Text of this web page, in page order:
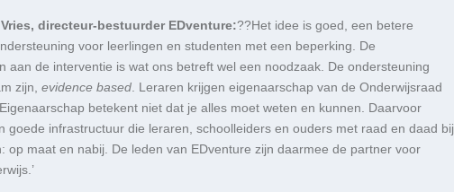
directeur-bestuurder EDventure:??Het idee is goed, een betere
voor leerlingen en studenten met een beperking. De
aan de interventie is wat ons betreft wel een noodzaak. De ondersteuning
zijn, evidence based . Leraren krijgen eigenaarschap van de Onderwijsraad
betekent niet dat je alles moet weten en kunnen. Daarvoor
goede infrastructuur die leraren, schoolleiders en ouders met raad en daad bij
op maat en nabij. De leden van EDventure zijn daarmee de partner voor